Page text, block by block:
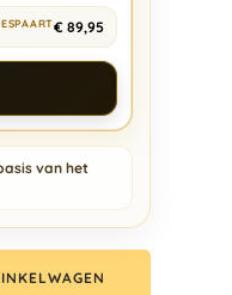
€ 89,95
van het